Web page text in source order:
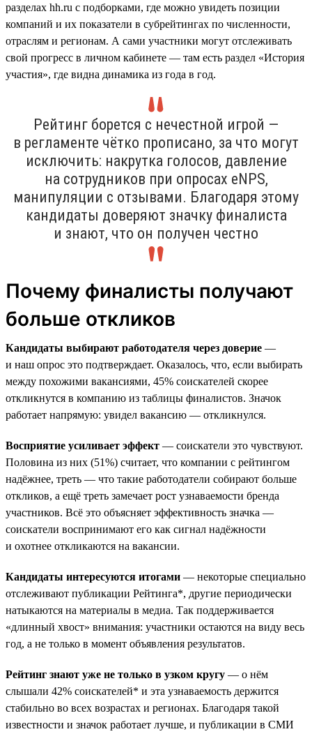
разделах hh.ru с подборками, где можно увидеть позиции
компаний и их показатели в субрейтингах по численности,
отраслям и регионам. А сами участники могут отслеживать
свой прогресс в личном кабинете — там есть раздел «История
участия», где видна динамика из года в год.
Рейтинг борется с нечестной игрой —
в регламенте чётко прописано, за что могут
исключить: накрутка голосов, давление
на сотрудников при опросах eNPS,
манипуляции с отзывами. Благодаря этому
кандидаты доверяют значку финалиста
и знают, что он получен честно
Почему финалисты получают
больше откликов
Кандидаты выбирают работодателя через доверие —
и наш опрос это подтверждает. Оказалось, что, если выбирать
между похожими вакансиями, 45% соискателей скорее
откликнутся в компанию из таблицы финалистов. Значок
работает напрямую: увидел вакансию — откликнулся.
Восприятие усиливает эффект — соискатели это чувствуют.
Половина из них (51%) считает, что компании с рейтингом
надёжнее, треть — что такие работодатели собирают больше
откликов, а ещё треть замечает рост узнаваемости бренда
участников. Всё это объясняет эффективность значка —
соискатели воспринимают его как сигнал надёжности
и охотнее откликаются на вакансии.
Кандидаты интересуются итогами — некоторые специально
отслеживают публикации Рейтинга*, другие периодически
натыкаются на материалы в медиа. Так поддерживается
«длинный хвост» внимания: участники остаются на виду весь
год, а не только в момент объявления результатов.
Рейтинг знают уже не только в узком кругу — о нём
слышали 42% соискателей* и эта узнаваемость держится
стабильно во всех возрастах и регионах. Благодаря такой
известности и значок работает лучше, и публикации в СМИ